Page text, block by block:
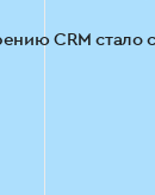
CRM стало